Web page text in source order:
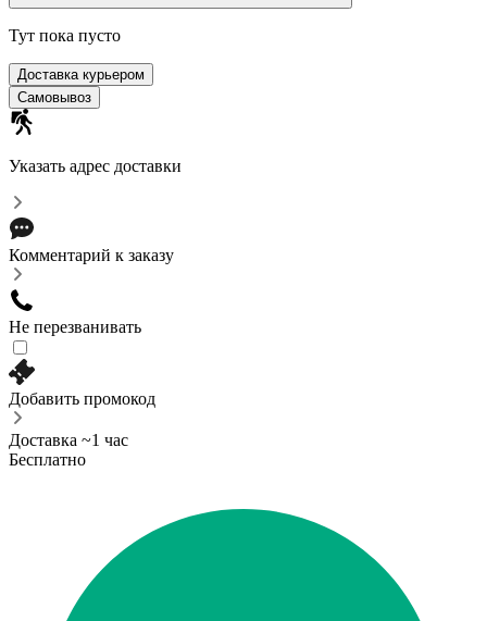
Тут пока пусто
Доставка курьером
Самовывоз
Указать адрес доставки
Комментарий к заказу
Не перезванивать
Добавить промокод
Доставка ~1 час
Бесплатно